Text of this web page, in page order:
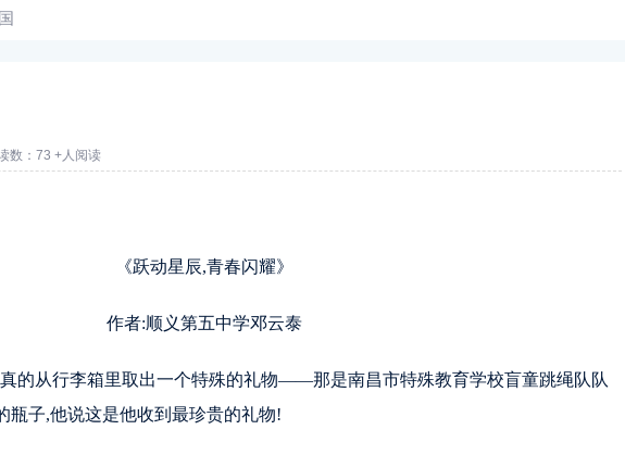
数：73 +人阅读
《跃动星辰,青春闪耀》
作者:顺义第五中学邓云泰
的从行李箱里取出一个特殊的礼物——那是南昌市特殊教育学校盲童跳绳队队
瓶子,他说这是他收到最珍贵的礼物!